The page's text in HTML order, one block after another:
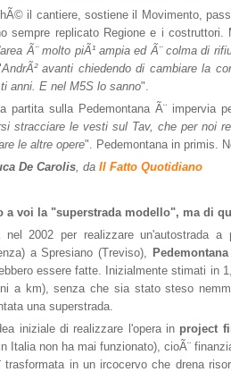
il cantiere, sostiene il Movimento,
sempre replicato Regione e i
Ã¨ molto piÃ¹ ampia ed Ã¨ colma di
AndrÃ² avanti chiedendo di cambiare la
anni. E nel M5S lo sanno".
partita sulla Pedemontana Ã¨ impervia
stracciare le vesti sul Tav, che per noi
le altre opere". Pedemontana in primis.
De Carolis, da Il Fatto Quotidiano
a voi la "superstrada modello", ma di
nel 2002 per realizzare un'autostrada
a Spresiano (Treviso),
essere fatte. Inizialmente stimati in
a km), senza che sia stato steso
una superstrada.
iniziale di realizzare l'opera in project
Italia non ha mai funzionato), cioÃ¨
trasformata in un ircocervo che drena